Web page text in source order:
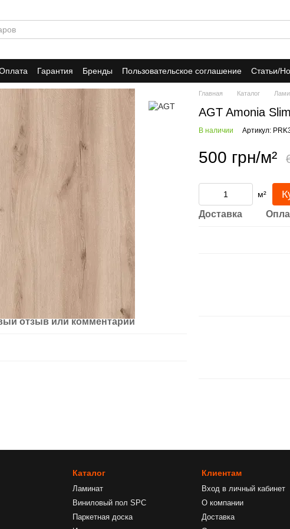
Гарантия Бренды Пользовательское соглашение Статьи/
отзыв или комментарий
Главная Каталог
AGT Amonia
В наличии Артикул:
500 грн/м²
м²
Доставка
Каталог
Ламинат
Виниловый пол SPC
Паркетная доска
Клиентам
Вход в личный кабинет
О компании
Доставка